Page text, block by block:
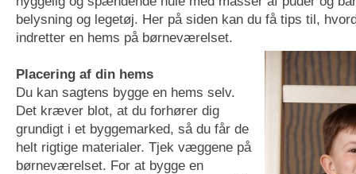
belysning og legetøj. Her på siden kan du få tips til,
indretter en hems på børneværelset.
Placering af din hems
Du kan sagtens bygge en hems selv.
Det kræver blot, at du forhører dig
grundigt i et byggemarked, så du får de
helt rigtige materialer. Tjek væggene på
børneværelset. For at bygge en